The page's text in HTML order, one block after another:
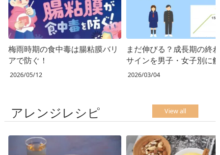
梅雨時期の食中毒は腸粘膜バリ
アで防ぐ！
2026/05/12
まだ伸びる？成長期の終
サインを男子・女子別に
2026/03/04
View all
アレンジレシピ